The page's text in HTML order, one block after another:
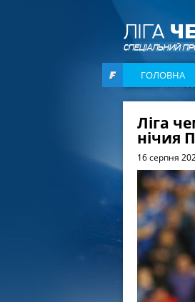
ГОЛОВНА
Ліга
нічия
16 серпня